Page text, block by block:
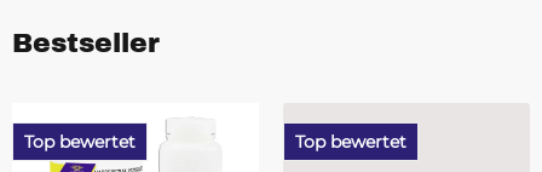
Bestseller
Top bewertet